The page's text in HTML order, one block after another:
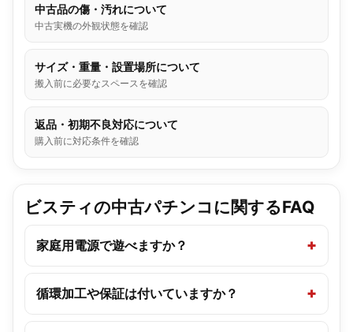
中古品の傷・汚れについて
中古実機の外観状態を確認
サイズ・重量・設置場所について
搬入前に必要なスペースを確認
返品・初期不良対応について
購入前に対応条件を確認
ビスティの中古パチンコに関するFAQ
家庭用電源で遊べますか？
循環加工や保証は付いていますか？